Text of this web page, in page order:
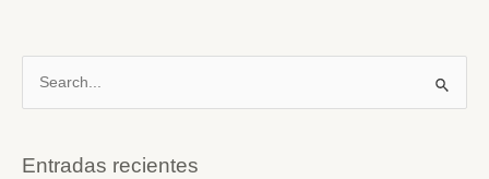
c
Entradas recientes